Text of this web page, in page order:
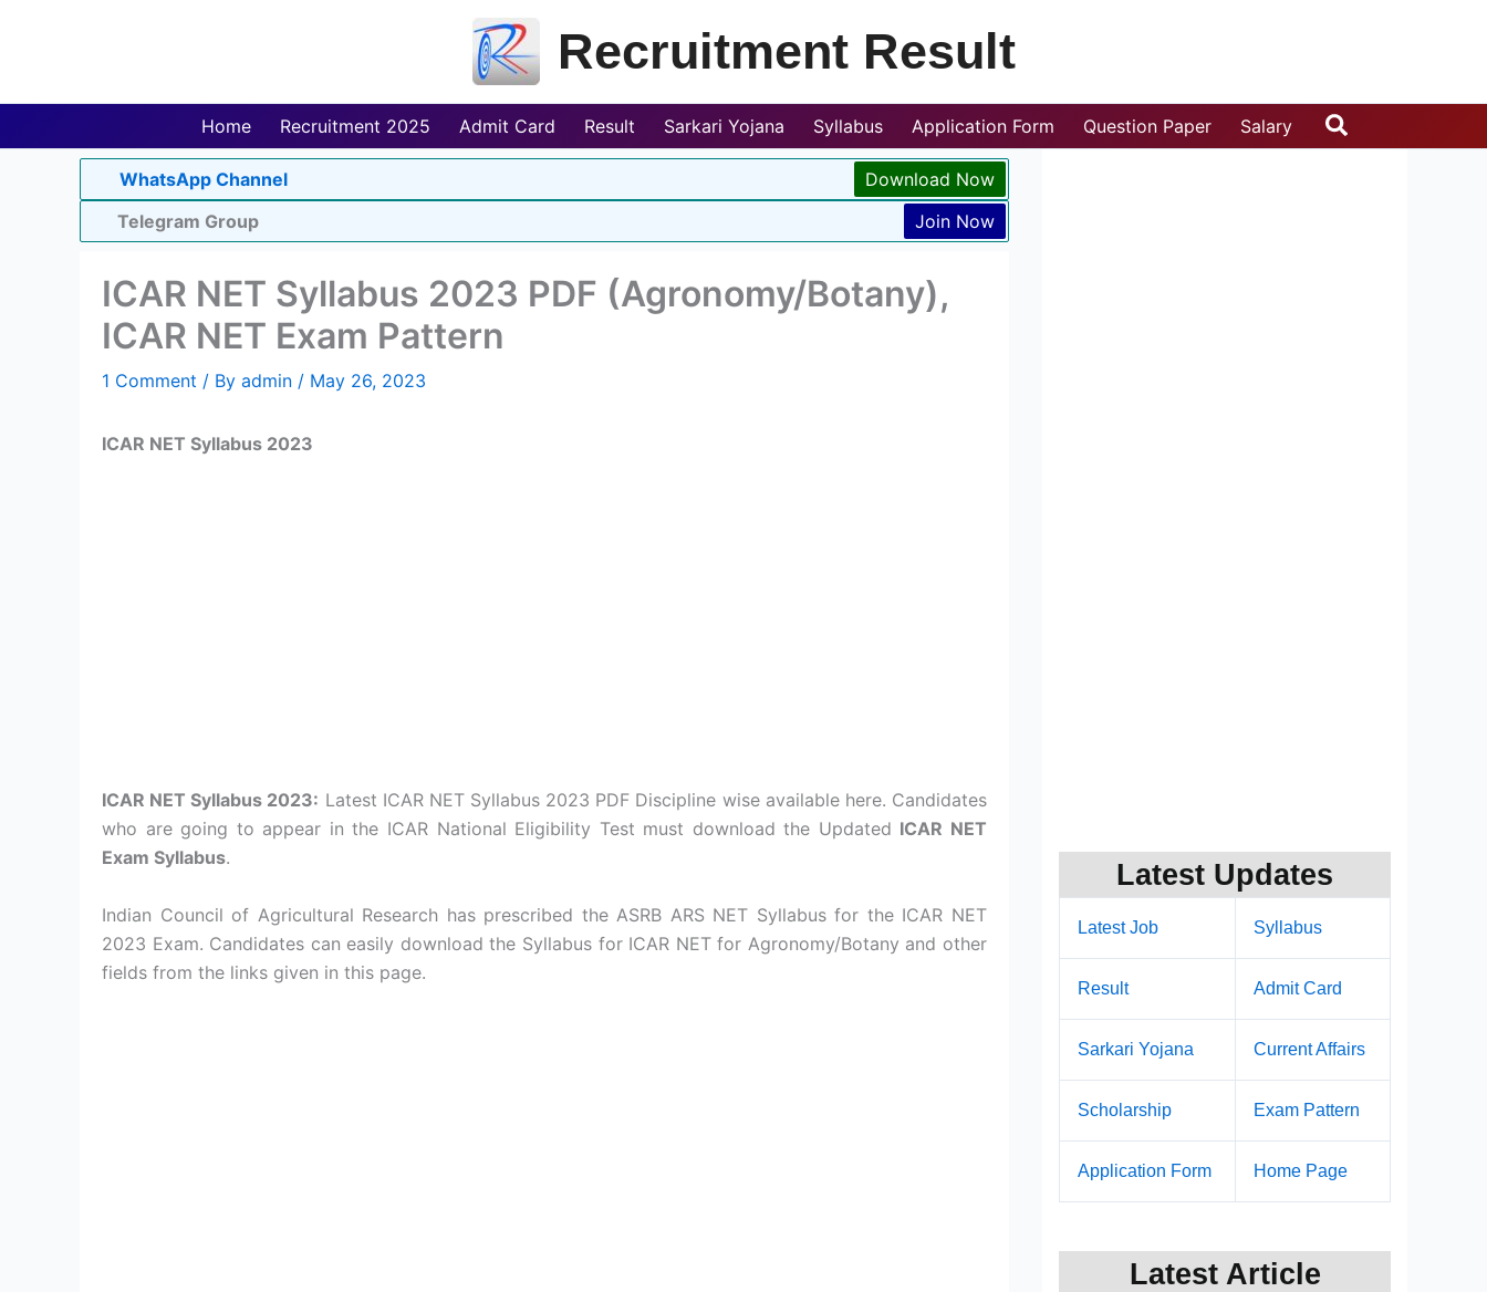
Recruitment Result
Home Recruitment 2025 Admit Card Result Sarkari Yojana Syllabus Application Form Question Paper Salary Search
WhatsApp Channel
Download Now
Telegram Group
Join Now
ICAR NET Syllabus 2023 PDF (Agronomy/Botany),
ICAR NET Exam Pattern
1 Comment / By admin / May 26, 2023
ICAR NET Syllabus 2023
ICAR NET Syllabus 2023: Latest ICAR NET Syllabus 2023 PDF Discipline wise available here. Candidates
who are going to appear in the ICAR National Eligibility Test must download the Updated ICAR NET
Exam Syllabus.
Indian Council of Agricultural Research has prescribed the ASRB ARS NET Syllabus for the ICAR NET
2023 Exam. Candidates can easily download the Syllabus for ICAR NET for Agronomy/Botany and other
fields from the links given in this page.
Latest Updates
Latest Job Syllabus
Result Admit Card
Sarkari Yojana Current Affairs
Scholarship Exam Pattern
Application Form Home Page
Latest Article